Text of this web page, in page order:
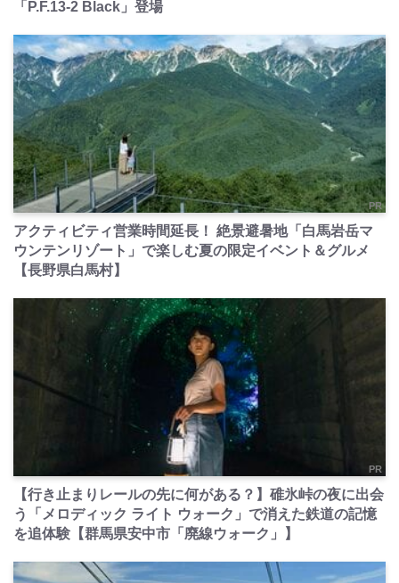
「P.F.13-2 Black」登場
PR
アクティビティ営業時間延長！ 絶景避暑地「白馬岩岳マ
ウンテンリゾート」で楽しむ夏の限定イベント＆グルメ
【長野県白馬村】
PR
【行き止まりレールの先に何がある？】碓氷峠の夜に出会
う「メロディック ライト ウォーク」で消えた鉄道の記憶
を追体験【群馬県安中市「廃線ウォーク」】